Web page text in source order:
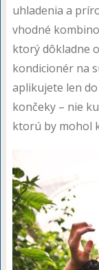
uhladenia a
vhodné
ktorý dôkladne
kondicionér na
aplikujete len
končeky – nie
ktorú by mohol